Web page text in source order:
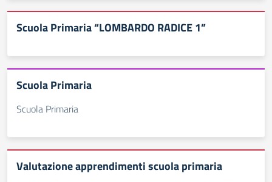
Scuola Primaria “LOMBARDO RADICE 1”
Scuola Primaria
Scuola Primaria
Valutazione apprendimenti scuola primaria